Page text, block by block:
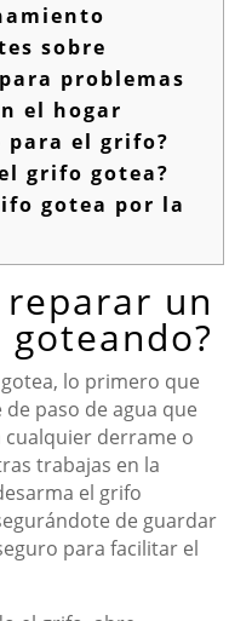
sobre
problemas
el hogar
para el grifo?
grifo gotea?
gotea por la
un
lo primero que
paso de agua que
cualquier derrame o
trabajas en la
el grifo
de guardar
para facilitar el